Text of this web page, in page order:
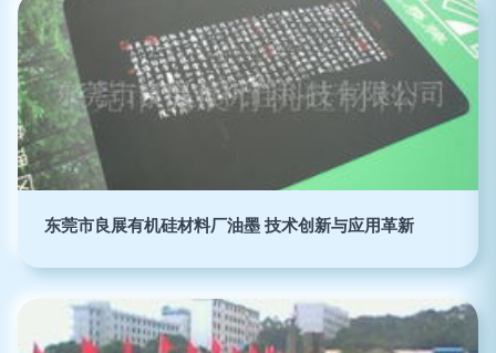
东莞市良展有机硅材料厂油墨 技术创新与应用革新